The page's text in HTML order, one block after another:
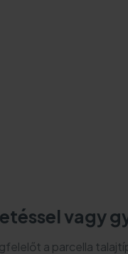
vagy
a parcella